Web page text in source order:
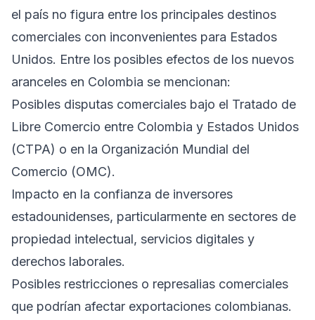
el país no figura entre los principales destinos
comerciales con inconvenientes para Estados
Unidos. Entre los posibles efectos de los nuevos
aranceles en Colombia se mencionan:
Posibles disputas comerciales bajo el Tratado de
Libre Comercio entre Colombia y Estados Unidos
(CTPA) o en la Organización Mundial del
Comercio (OMC).
Impacto en la confianza de inversores
estadounidenses, particularmente en sectores de
propiedad intelectual, servicios digitales y
derechos laborales.
Posibles restricciones o represalias comerciales
que podrían afectar exportaciones colombianas.